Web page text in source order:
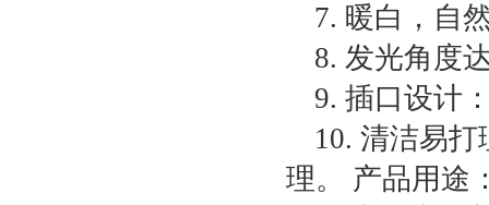
7. 暖白，自
8. 发光角度
9. 插口设计
10. 清洁易
理。 产品用途